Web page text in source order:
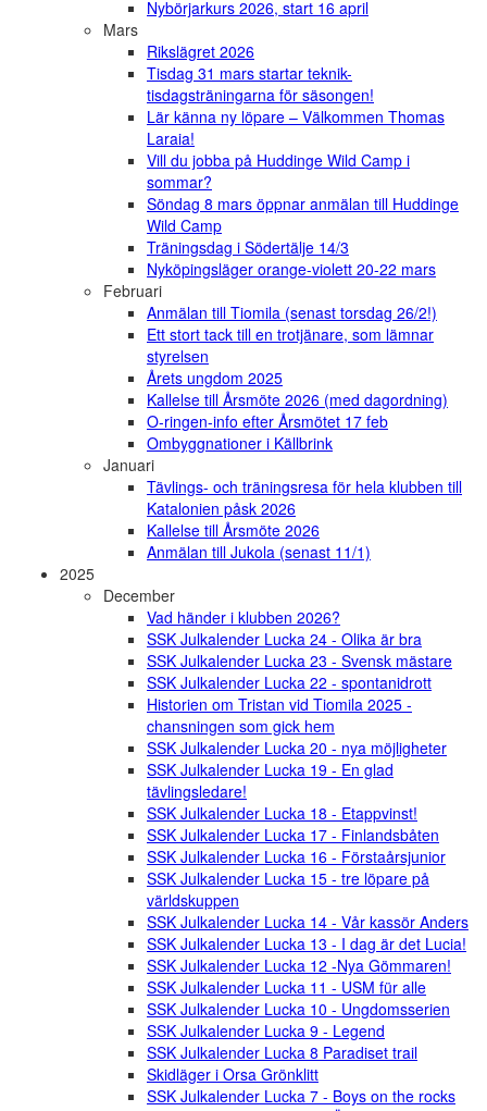
Nybörjarkurs 2026, start 16 april
Mars
Rikslägret 2026
Tisdag 31 mars startar teknik-
tisdagsträningarna för säsongen!
Lär känna ny löpare – Välkommen Thomas
Laraia!
Vill du jobba på Huddinge Wild Camp i
sommar?
Söndag 8 mars öppnar anmälan till Huddinge
Wild Camp
Träningsdag i Södertälje 14/3
Nyköpingsläger orange-violett 20-22 mars
Februari
Anmälan till Tiomila (senast torsdag 26/2!)
Ett stort tack till en trotjänare, som lämnar
styrelsen
Årets ungdom 2025
Kallelse till Årsmöte 2026 (med dagordning)
O-ringen-info efter Årsmötet 17 feb
Ombyggnationer i Källbrink
Januari
Tävlings- och träningsresa för hela klubben till
Katalonien påsk 2026
Kallelse till Årsmöte 2026
Anmälan till Jukola (senast 11/1)
2025
December
Vad händer i klubben 2026?
SSK Julkalender Lucka 24 - Olika är bra
SSK Julkalender Lucka 23 - Svensk mästare
SSK Julkalender Lucka 22 - spontanidrott
Historien om Tristan vid Tiomila 2025 -
chansningen som gick hem
SSK Julkalender Lucka 20 - nya möjligheter
SSK Julkalender Lucka 19 - En glad
tävlingsledare!
SSK Julkalender Lucka 18 - Etappvinst!
SSK Julkalender Lucka 17 - Finlandsbåten
SSK Julkalender Lucka 16 - Förstaårsjunior
SSK Julkalender Lucka 15 - tre löpare på
världskuppen
SSK Julkalender Lucka 14 - Vår kassör Anders
SSK Julkalender Lucka 13 - I dag är det Lucia!
SSK Julkalender Lucka 12 -Nya Gömmaren!
SSK Julkalender Lucka 11 - USM für alle
SSK Julkalender Lucka 10 - Ungdomsserien
SSK Julkalender Lucka 9 - Legend
SSK Julkalender Lucka 8 Paradiset trail
Skidläger i Orsa Grönklitt
SSK Julkalender Lucka 7 - Boys on the rocks